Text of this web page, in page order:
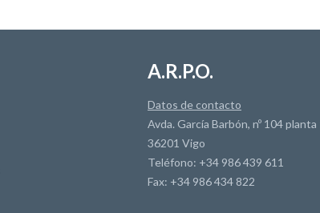
A.R.P.O.
Datos de contacto
Avda. García Barbón, nº 104 planta
36201 Vigo
Teléfono: +34 986 439 611
Fax: +34 986 434 822